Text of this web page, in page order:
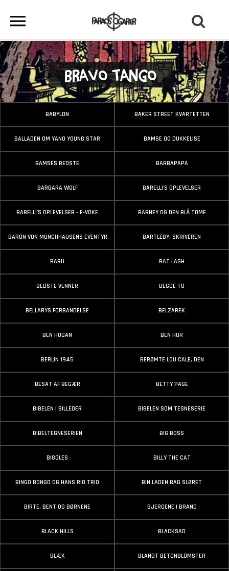
Bravo Tango
BABYLON BAKER STREET KVARTETTEN
BALLADEN OM YANO YOUNG STAR BAMSE OG DUKKELISE
BAMSES BEDSTE BARBAPAPA
BARBARA WOLF BARELLI'S OPLEVELSER
BARELLI'S OPLEVELSER - E-VOKE BARNEY OG DEN BLÅ TOME
BARON VON MÜNCHHAUSENS EVENTYR BARTLEBY, SKRIVEREN
BARU BAT LASH
BEDSTE VENNER BEGGE TO
BELLARYS FORBANDELSE BELZAREK
BEN HOGAN BEN HUR
BERLIN 1945 BERØMTE LOU CALE, DEN
BESAT AF BEGÆR BETTY PAGE
BIBELEN I BILLEDER BIBELEN SOM TEGNESERIE
BIBELTEGNESERIEN BIG BOSS
BIGGLES BILLY THE CAT
BINGO BONGO OG HANS RIO TRIO BIN LADEN BAG SLØRET
BIRTE, BENT OG BØRNENE BJERGENE I BRAND
BLACK HILLS BLACKSAD
BLÆK BLANDT BETONBLOMSTER